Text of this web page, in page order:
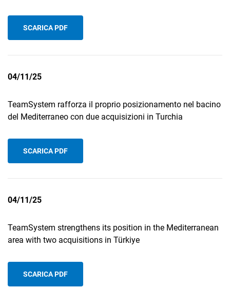
SCARICA PDF
04/11/25
TeamSystem rafforza il proprio posizionamento nel bacino
del Mediterraneo con due acquisizioni in Turchia
SCARICA PDF
04/11/25
TeamSystem strengthens its position in the Mediterranean
area with two acquisitions in Türkiye
SCARICA PDF